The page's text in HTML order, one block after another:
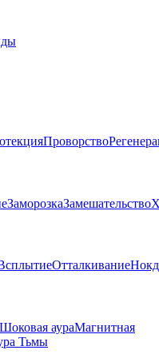
Проворство
ЗаморозкаЗамешательство
Отталкивание
Шоковая аураМагнитная
Тьмы